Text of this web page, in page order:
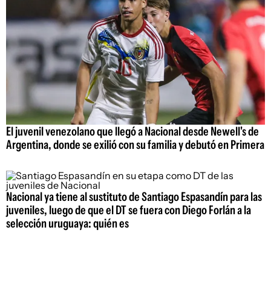
El juvenil venezolano que llegó a Nacional desde Newell's de
Argentina, donde se exilió con su familia y debutó en Primera
Nacional ya tiene al sustituto de Santiago Espasandín para las
juveniles, luego de que el DT se fuera con Diego Forlán a la
selección uruguaya: quién es